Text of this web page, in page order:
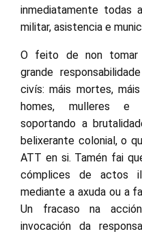
inmediatamente todas
militar, asistencia e
O feito de non tomar
grande
civís: máis mortes,
homes, mulleres e
soportando a
belixerante colonial, o
ATT en si. Tamén fai
cómplices de actos
mediante a axuda ou a
Un fracaso na
invocación da